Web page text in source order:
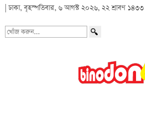
| ঢাকা, বৃহস্পতিবার, ৬ আগস্ট ২০২৬, ২২ শ্রাবণ ১৪৩৩
খোঁজ